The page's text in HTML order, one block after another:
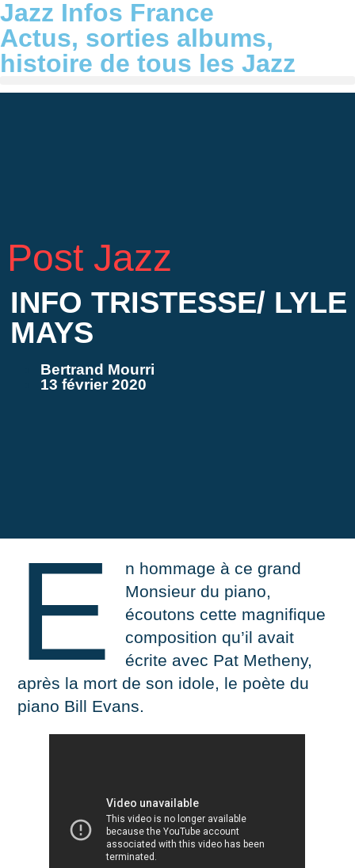
Jazz Infos France
Actus, sorties albums,
histoire de tous les Jazz
Post Jazz
INFO TRISTESSE/ LYLE
MAYS
Bertrand Mourri
13 février 2020
E
n hommage à ce grand
Monsieur du piano,
écoutons cette magnifique
composition qu’il avait
écrite avec Pat Metheny,
après la mort de son idole, le poète du
piano Bill Evans.